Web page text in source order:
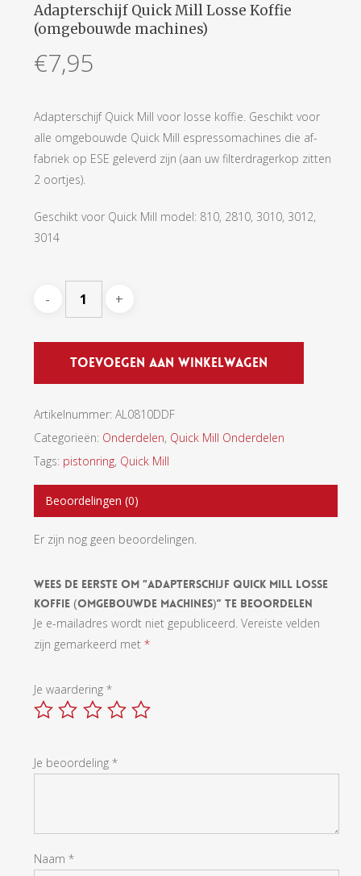
Adapterschijf Quick Mill Losse Koffie
(omgebouwde machines)
€7,95
Adapterschijf Quick Mill voor losse koffie. Geschikt voor
alle omgebouwde Quick Mill espressomachines die af-
fabriek op ESE geleverd zijn (aan uw filterdragerkop zitten
2 oortjes).
Geschikt voor Quick Mill model: 810, 2810, 3010, 3012,
3014
Toevoegen Aan Winkelwagen
Artikelnummer: AL0810DDF
Categorieën: Onderdelen, Quick Mill Onderdelen
Tags: pistonring, Quick Mill
Beoordelingen (0)
Er zijn nog geen beoordelingen.
Wees De Eerste Om “Adapterschijf Quick Mill Losse
Koffie (omgebouwde Machines)” Te Beoordelen
Je e-mailadres wordt niet gepubliceerd. Vereiste velden
zijn gemarkeerd met *
Je waardering *
Je beoordeling *
Naam *